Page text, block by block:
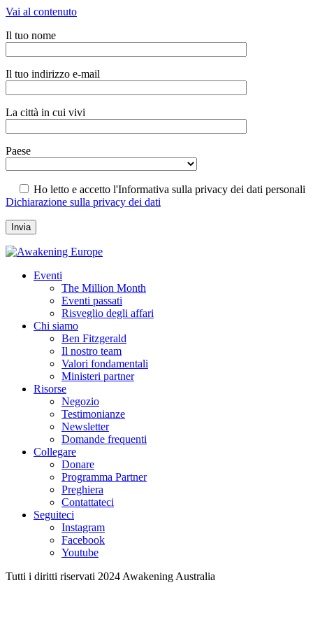
Vai al contenuto
Il tuo nome
Il tuo indirizzo e-mail
La città in cui vivi
Paese
Ho letto e accetto l'Informativa sulla privacy dei dati personali
Dichiarazione sulla privacy dei dati
Eventi
The Million Month
Eventi passati
Risveglio degli affari
Chi siamo
Ben Fitzgerald
Il nostro team
Valori fondamentali
Ministeri partner
Risorse
Negozio
Testimonianze
Newsletter
Domande frequenti
Collegare
Donare
Programma Partner
Preghiera
Contattateci
Seguiteci
Instagram
Facebook
Youtube
Tutti i diritti riservati 2024 Awakening Australia